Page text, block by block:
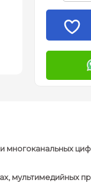
мультимедийных